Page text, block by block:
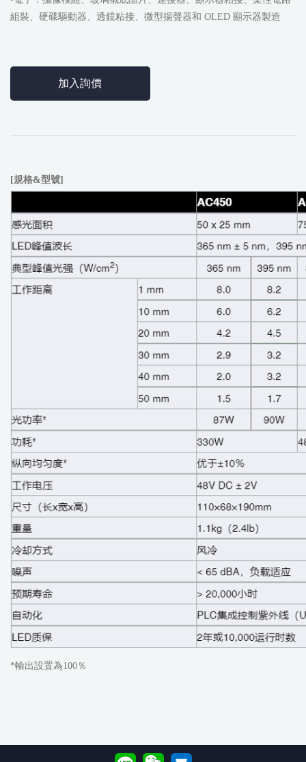
組裝、硬碟驅動器、透鏡粘接、微型揚聲器和 OLED 顯示器製造
加入詢價
[規格&型號]
*輸出設置為100％